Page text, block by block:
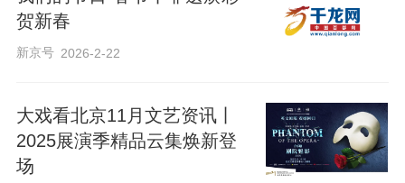
贺新春
新京号 2026-2-22
大戏看北京11月文艺资讯丨
2025展演季精品云集焕新登
场